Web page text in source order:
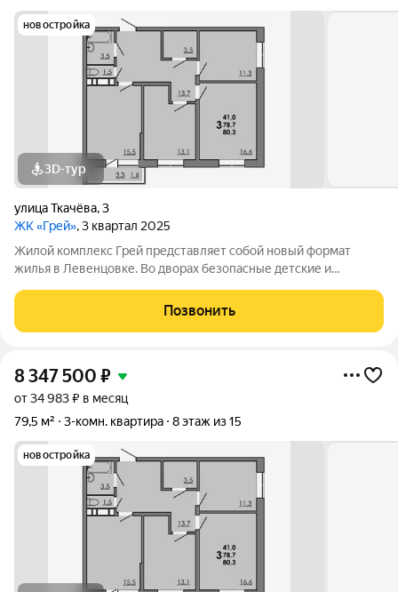
новостройка
3D-тур
улица Ткачёва,3
ЖК «Грей», 3 квартал 2025
Жилой комплекс Грей представляет собой новый формат
жилья в Левенцовке. Во дворах безопасные детские и
другое. Большая территория под гостевую парковку, теплый
подземный паркинг. На территории
Позвонить
8 347 500 ₽
от 34 983 ₽ в месяц
79,5 м²
3-комн. квартира 8 этаж из 15
новостройка